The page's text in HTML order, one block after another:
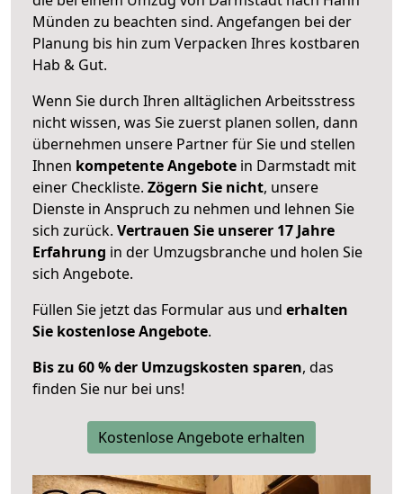
Münden zu beachten sind. Angefangen bei der
Planung bis hin zum Verpacken Ihres kostbaren
Hab & Gut.
Wenn Sie durch Ihren alltäglichen Arbeitsstress
nicht wissen, was Sie zuerst planen sollen, dann
übernehmen unsere Partner für Sie und stellen
Ihnen kompetente Angebote in Darmstadt mit
einer Checkliste. Zögern Sie nicht, unsere
Dienste in Anspruch zu nehmen und lehnen Sie
sich zurück. Vertrauen Sie unserer 17 Jahre
Erfahrung in der Umzugsbranche und holen Sie
sich Angebote.
Füllen Sie jetzt das Formular aus und erhalten
Sie kostenlose Angebote.
Bis zu 60 % der Umzugskosten sparen, das
finden Sie nur bei uns!
Kostenlose Angebote erhalten